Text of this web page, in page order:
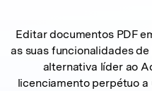
Editar documentos PDF
as suas funcionalidades
alternativa líder ao
licenciamento perpétuo